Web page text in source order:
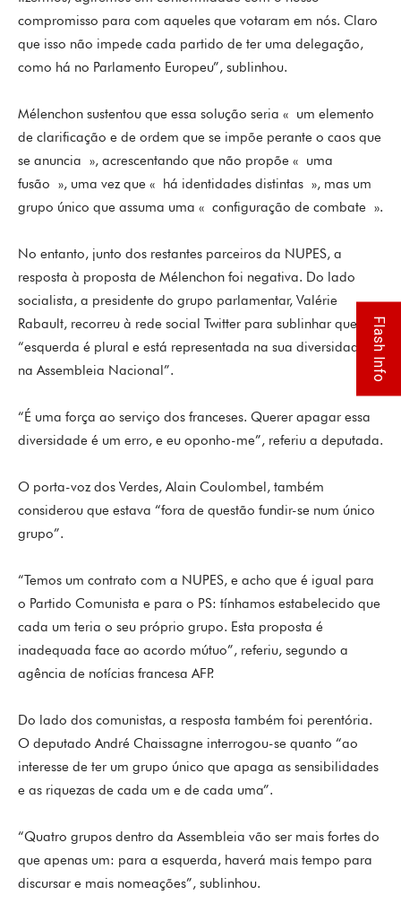
compromisso para com aqueles que votaram em nós. Claro
que isso não impede cada partido de ter uma delegação,
como há no Parlamento Europeu”, sublinhou.
Mélenchon sustentou que essa solução seria « um elemento
de clarificação e de ordem que se impõe perante o caos que
se anuncia », acrescentando que não propõe « uma
fusão », uma vez que « há identidades distintas », mas um
grupo único que assuma uma « configuração de combate ».
No entanto, junto dos restantes parceiros da NUPES, a
resposta à proposta de Mélenchon foi negativa. Do lado
socialista, a presidente do grupo parlamentar, Valérie
Rabault, recorreu à rede social Twitter para sublinhar que a
“esquerda é plural e está representada na sua diversidade
na Assembleia Nacional”.
“É uma força ao serviço dos franceses. Querer apagar essa
diversidade é um erro, e eu oponho-me”, referiu a deputada.
O porta-voz dos Verdes, Alain Coulombel, também
considerou que estava “fora de questão fundir-se num único
grupo”.
“Temos um contrato com a NUPES, e acho que é igual para
o Partido Comunista e para o PS: tínhamos estabelecido que
cada um teria o seu próprio grupo. Esta proposta é
inadequada face ao acordo mútuo”, referiu, segundo a
agência de notícias francesa AFP.
Do lado dos comunistas, a resposta também foi perentória.
O deputado André Chaissagne interrogou-se quanto “ao
interesse de ter um grupo único que apaga as sensibilidades
e as riquezas de cada um e de cada uma”.
“Quatro grupos dentro da Assembleia vão ser mais fortes do
que apenas um: para a esquerda, haverá mais tempo para
discursar e mais nomeações”, sublinhou.
Flash Info